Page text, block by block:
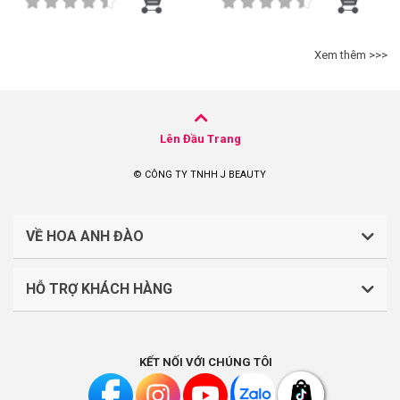
Xem thêm >>>
Lên Đầu Trang
© CÔNG TY TNHH J BEAUTY
VỀ HOA ANH ĐÀO
CÔNG TY TNHH J BEAUTY
Liên hệ: (028).7303.9118
HỖ TRỢ KHÁCH HÀNG
Chính sách vận chuyển, giao nhận
KẾT NỐI VỚI CHÚNG TÔI